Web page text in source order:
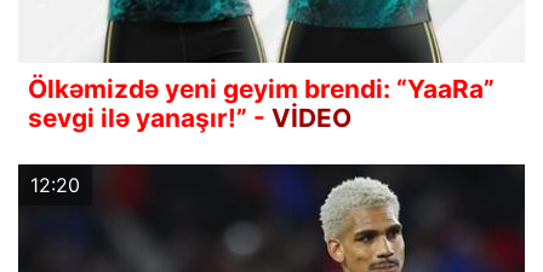
Ölkəmizdə yeni geyim brendi: “YaaRa”
sevgi ilə yanaşır!” - VİDEO
12:20